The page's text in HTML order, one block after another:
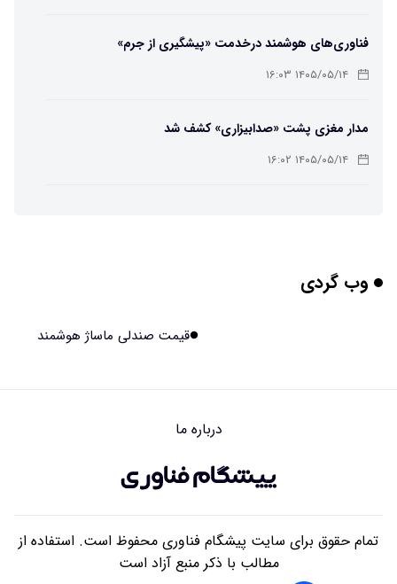
فناوری‌های هوشمند درخدمت «پیشگیری از جرم»
۱۴۰۵/۰۵/۱۴ ۱۶:۰۳
مدار مغزی پشت «صدابیزاری» کشف شد
۱۴۰۵/۰۵/۱۴ ۱۶:۰۲
هوش مصنوعی جدید، انسان از آب درآمد!
تأثیر پنهانی داروهای جدید لاغری بر چشم‌ها!
وب گردی
قیمت صندلی ماساژ هوشمند
درباره ما
تمام حقوق برای سایت پیشگام فناوری محفوظ است. استفاده از
مطالب با ذکر منبع آزاد است